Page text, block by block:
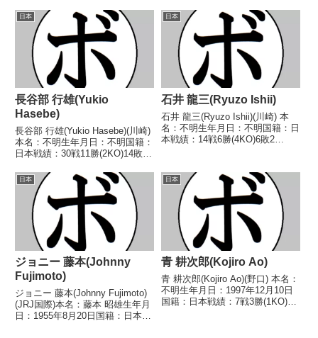
ル】1990年度B級トーナメントバ
ンタム級優勝第14代日本スーパ
ーフライ級王座【戦歴...
1985年度東日本フェザー級新人
王 【戦歴】1984/06/25
○1RKO 小峰 ...
日本
長谷部 行雄(Yukio
Hasebe)
長谷部 行雄(Yukio Hasebe)(川崎)
本名：不明生年月日：不明国籍：
日本戦績：30戦11勝(2KO)14敗5
1947/05/24 ●4R判定 (採点不
明) 安田(日拳)1947/06/07 ●4R
判定...
日本
石井 龍三(Ryuzo Ishii)
石井 龍三(Ryuzo Ishii)(川崎) 本
名：不明生年月日：不明国籍：日
本戦績：14戦6勝(4KO)6敗2
不明) 鈴木 重雄(所属ジム不
明)1946/08/18...
日本
ジョニー 藤本(Johnny
Fujimoto)
ジョニー 藤本(Johnny Fujimoto)
(JRJ国際)本名：藤本 昭雄生年月
日：1955年8月20日国籍：日本戦
日本
青 耕次郎(Kojiro Ao)
青 耕次郎(Kojiro Ao)(野口) 本名：
不明生年月日：1997年12月10日
国籍：日本戦績：7戦3勝(1KO)4